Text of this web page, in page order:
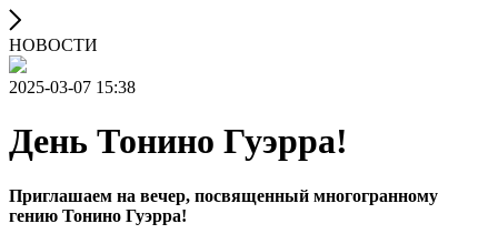
НОВОСТИ
2025-03-07 15:38
День Тонино Гуэрра!
Приглашаем на вечер, посвященный многогранному
гению Тонино Гуэрра!